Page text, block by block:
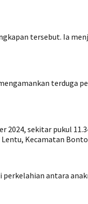
tersebut. Ia
terduga
sekitar pukul
Kecamatan
antara